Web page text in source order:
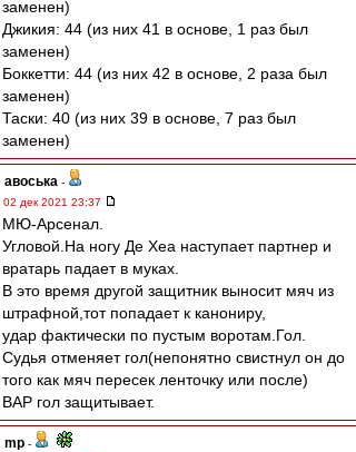
заменен)
Джикия: 44 (из них 41 в основе, 1 раз был
заменен)
Боккетти: 44 (из них 42 в основе, 2 раза был
заменен)
Таски: 40 (из них 39 в основе, 7 раз был
заменен)
авоська -
02 дек 2021 23:37
МЮ-Арсенал.
Угловой.На ногу Де Хеа наступает партнер и
вратарь падает в муках.
В это время другой защитник выносит мяч из
штрафной,тот попадает к канониру,
удар фактически по пустым воротам.Гол.
Судья отменяет гол(непонятно свистнул он до
того как мяч пересек ленточку или после)
ВАР гол защитывает.
mp -